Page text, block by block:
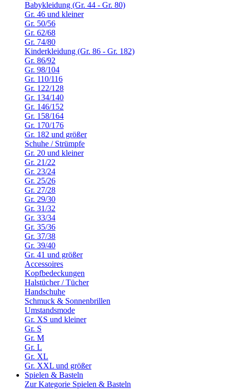
Babykleidung (Gr. 44 - Gr. 80)
Gr. 46 und kleiner
Gr. 50/56
Gr. 62/68
Gr. 74/80
Kinderkleidung (Gr. 86 - Gr. 182)
Gr. 86/92
Gr. 98/104
Gr. 110/116
Gr. 122/128
Gr. 134/140
Gr. 146/152
Gr. 158/164
Gr. 170/176
Gr. 182 und größer
Schuhe / Strümpfe
Gr. 20 und kleiner
Gr. 21/22
Gr. 23/24
Gr. 25/26
Gr. 27/28
Gr. 29/30
Gr. 31/32
Gr. 33/34
Gr. 35/36
Gr. 37/38
Gr. 39/40
Gr. 41 und größer
Accessoires
Kopfbedeckungen
Halstücher / Tücher
Handschuhe
Schmuck & Sonnenbrillen
Umstandsmode
Gr. XS und kleiner
Gr. S
Gr. M
Gr. L
Gr. XL
Gr. XXL und größer
Spielen & Basteln
Zur Kategorie Spielen & Basteln